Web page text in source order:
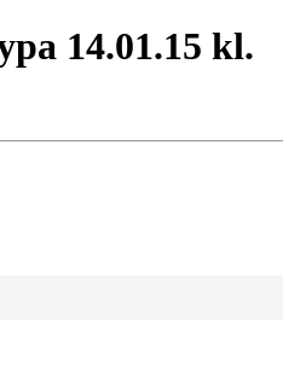
14.01.15 kl.